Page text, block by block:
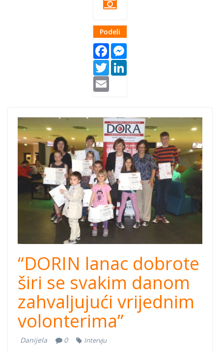
Podeli
Facebook
Twitter
DORA-Turnir u
bowlingu-
cov.jpg
“DORIN lanac dobrote
širi se svakim danom
zahvaljujući vrijednim
volonterima”
Danijela 0 Intervju